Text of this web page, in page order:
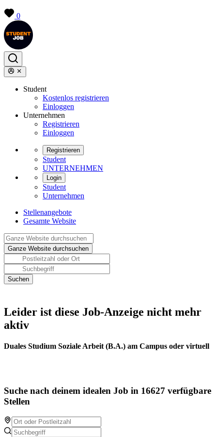
0
Student
Kostenlos registrieren
Einloggen
Unternehmen
Registrieren
Einloggen
Registrieren
Student
UNTERNEHMEN
Login
Student
Unternehmen
Stellenangebote
Gesamte Website
Leider ist diese Job-Anzeige nicht mehr
aktiv
Duales Studium Soziale Arbeit (B.A.) am Campus oder virtuell
Suche nach deinem idealen Job in 16627 verfügbare
Stellen